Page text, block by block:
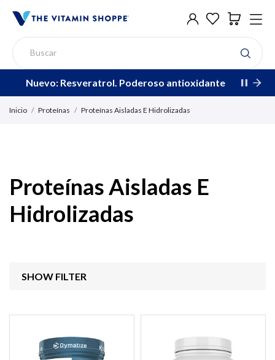
Nuevo: Resveratrol. Poderoso antioxidante
Inicio Proteínas Proteínas Aisladas E Hidrolizadas
Proteínas Aisladas E
Hidrolizadas
SHOW FILTER